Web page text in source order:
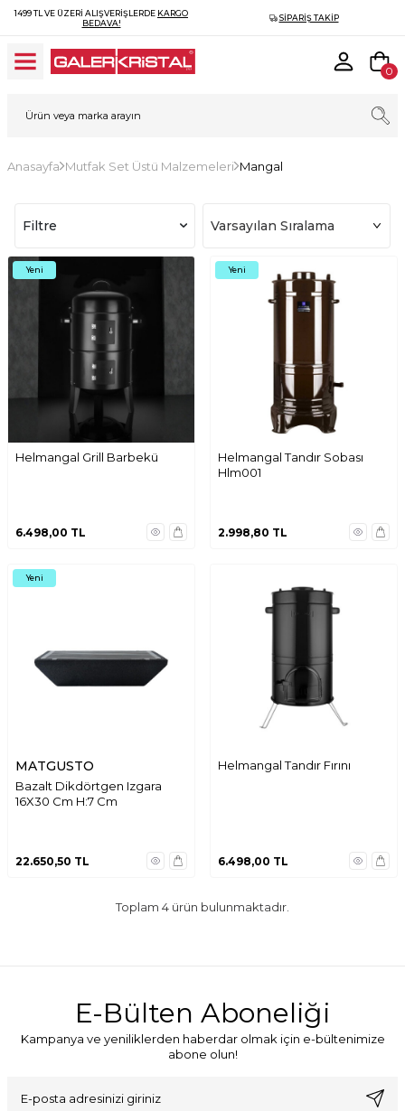
1499 TL VE ÜZERI ALIŞVERIŞLERDE KARGO
BEDAVA!
SIPARIŞ TAKIP
0
Anasayfa Mutfak Set Üstü Malzemeleri Mangal
Filtre
Yeni
Helmangal Grill Barbekü
6.498,00 TL
Yeni
Helmangal Tandır Sobası
Hlm001
2.998,80 TL
Yeni
MATGUSTO
Bazalt Dikdörtgen Izgara
16X30 Cm H:7 Cm
22.650,50 TL
Helmangal Tandır Fırını
6.498,00 TL
Toplam 4 ürün bulunmaktadır.
E-Bülten Aboneliği
Kampanya ve yeniliklerden haberdar olmak için e-bültenimize
abone olun!